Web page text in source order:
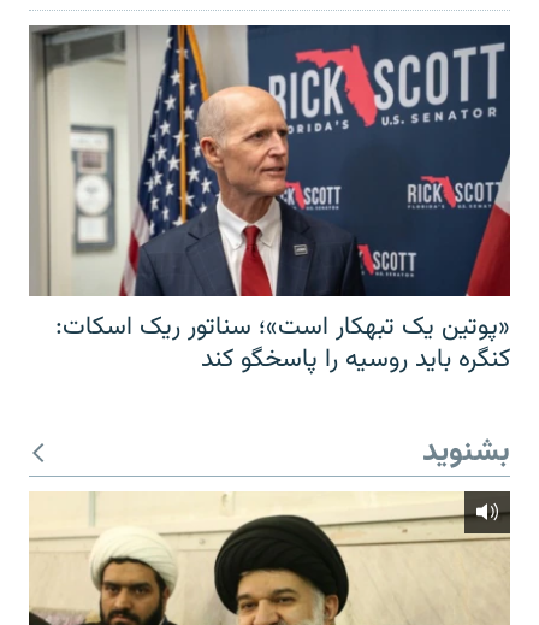
«پوتین یک تبهکار است»؛ سناتور ریک اسکات:
کنگره باید روسیه را پاسخگو کند
بشنوید